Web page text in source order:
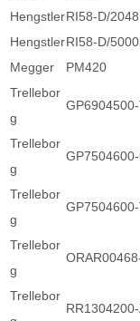
HengstlerRI58-D/
HengstlerRI58-D/
Megger
PM420
Trellebor
g
Trellebor
g
Trellebor
g
Trellebor
g
Trellebor